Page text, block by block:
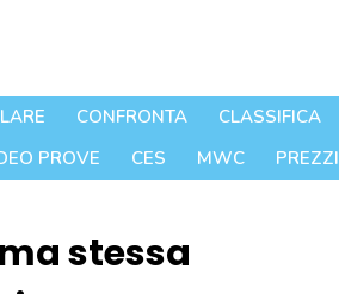
CONFRONTA CLASSIFICA
PROVE CES MWC PREZZI
stessa